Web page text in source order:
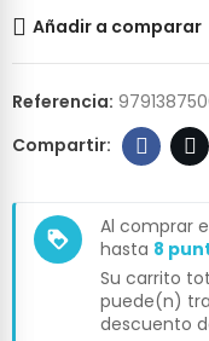
Añadir a comparar
Referencia:
loyalty
Al comprar
hasta 8
Su carrito
puede(n)
descuento